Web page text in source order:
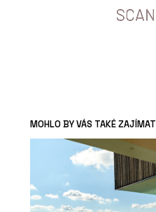
MOHLO BY VÁS TAKÉ ZAJÍMAT